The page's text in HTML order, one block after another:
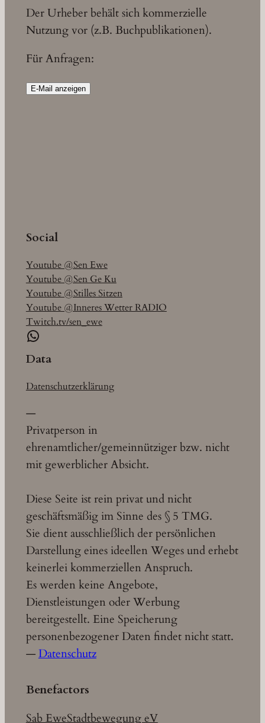
Der Urheber behält sich kommerzielle
Nutzung vor (z.B. Buchpublikationen).
Für Anfragen:
E-Mail anzeigen
Social
Youtube @Sen Ewe
Youtube @Sen Ge Ku
Youtube @Stilles Sitzen
Youtube @Inneres Wetter RADIO
Twitch.tv/sen_ewe
WhatsApp
Data
Datenschutzerklärung
—
Privatperson in
ehrenamtlicher/gemeinnütziger bzw. nicht
mit gewerblicher Absicht.
Diese Seite ist rein privat und nicht
geschäftsmäßig im Sinne des § 5 TMG.
Sie dient ausschließlich der persönlichen
Darstellung eines ideellen Weges und erhebt
keinerlei kommerziellen Anspruch.
Es werden keine Angebote,
Dienstleistungen oder Werbung
bereitgestellt. Eine Speicherung
personenbezogener Daten findet nicht statt.
—Datenschutz
Benefactors
Sab EweStadtbewegung eV